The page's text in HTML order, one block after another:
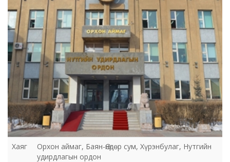
Хаяг
Орхон аймаг, Баян-Өндөр сум, Хүрэнбулаг, Нутгийн
удирдлагын ордон